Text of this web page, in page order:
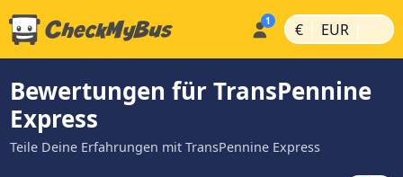
€ | EUR |
Bewertungen für TransPennine
Express
Teile Deine Erfahrungen mit TransPennine Express